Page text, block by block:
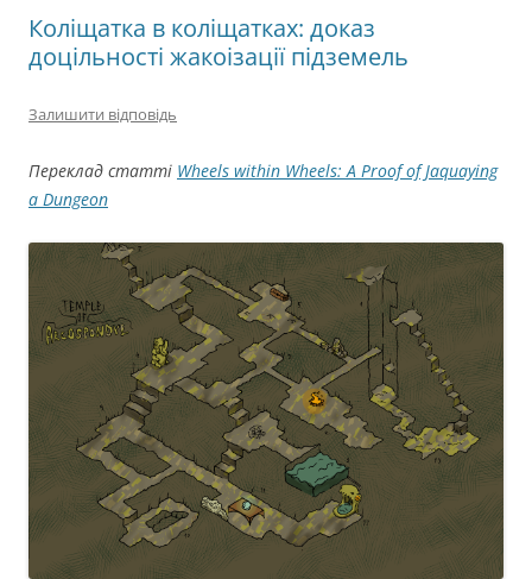
Коліщатка в коліщатках: доказ
доцільності жакоізації підземель
Залишити відповідь
Переклад статті Wheels within Wheels: A Proof of Jaquaying
a Dungeon